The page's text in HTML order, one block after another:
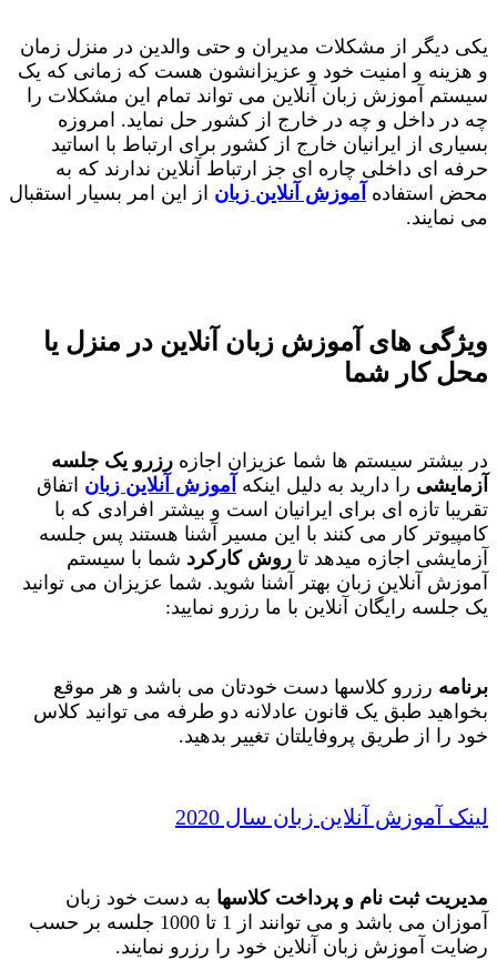
یکی دیگر از مشکلات مدیران و حتی والدین در منزل زمان
و هزینه و امنیت خود و عزیزانشون هست که زمانی که یک
سیستم آموزش زبان آنلاین می تواند تمام این مشکلات را
چه در داخل و چه در خارج از کشور حل نماید. امروزه
بسیاری از ایرانیان خارج از کشور برای ارتباط با اساتید
حرفه ای داخلی چاره ای جز ارتباط آنلاین ندارند که به
محض استفاده آموزش آنلاین زبان از این امر بسیار استقبال
می نمایند.
ویژگی های آموزش زبان آنلاین در منزل یا
محل کار شما
در بیشتر سیستم ها شما عزیزان اجازه رزرو یک جلسه
آزمایشی را دارید به دلیل اینکه آموزش آنلاین زبان اتفاق
تقریبا تازه ای برای ایرانیان است و بیشتر افرادی که با
کامپیوتر کار می کنند با این مسیر آشنا هستند پس جلسه
آزمایشی اجازه میدهد تا روش کارکرد شما با سیستم
آموزش آنلاین زبان بهتر آشنا شوید. شما عزیزان می توانید
یک جلسه رایگان آنلاین با ما رزرو نمایید:
برنامه رزرو کلاسها دست خودتان می باشد و هر موقع
بخواهید طبق یک قانون عادلانه دو طرفه می توانید کلاس
خود را از طریق پروفایلتان تغییر بدهید.
لینک آموزش آنلاین زبان سال 2020
مدیریت ثبت نام و پرداخت کلاسها به دست خود زبان
آموزان می باشد و می توانند از 1 تا 1000 جلسه بر حسب
رضایت آموزش زبان آنلاین خود را رزرو نمایند.